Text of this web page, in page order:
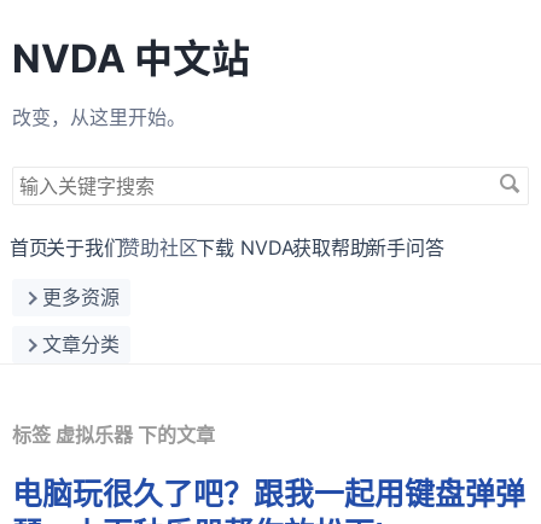
NVDA 中文站
改变，从这里开始。
搜
关
字
首页关于我们赞助社区下载 NVDA获取帮助新手问答
更多资源
文章分类
标签 虚拟乐器 下的文章
电脑玩很久了吧？跟我一起用键盘弹弹